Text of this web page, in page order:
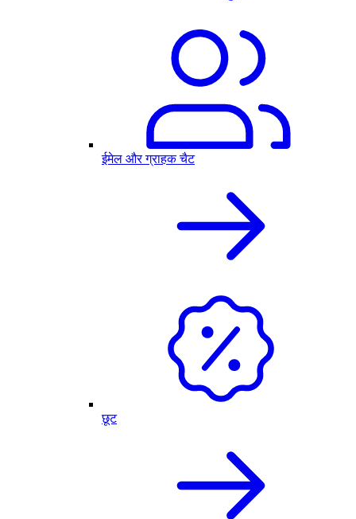
ईमेल और ग्राहक चैट
छूट